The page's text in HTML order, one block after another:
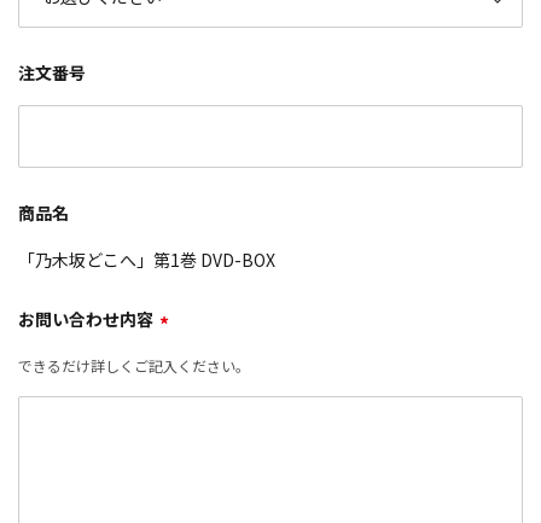
注文番号
商品名
「乃木坂どこへ」第1巻 DVD-BOX
お問い合わせ内容 *
できるだけ詳しくご記入ください。